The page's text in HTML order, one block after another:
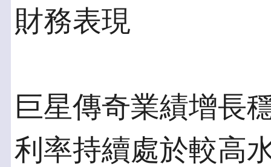
財務表現
巨星傳奇業績增長
利率持續處於較高